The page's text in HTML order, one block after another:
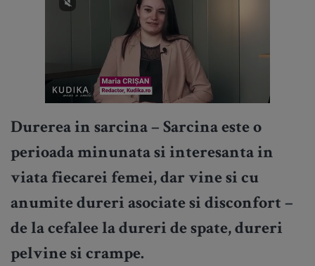
Durerea in sarcina – Sarcina este o
perioada minunata si interesanta in
viata fiecarei femei, dar vine si cu
anumite dureri asociate si disconfort –
de la cefalee la dureri de spate, dureri
pelvine si crampe.